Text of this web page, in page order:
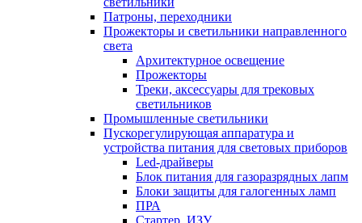
Патроны, переходники
Прожекторы и светильники направленного
света
Архитектурное освещение
Прожекторы
Треки, аксессуары для трековых
светильников
Промышленные светильники
Пускорегулирующая аппаратура и
устройства питания для световых приборов
Led-драйверы
Блок питания для газоразрядных лапм
Блоки защиты для галогенных ламп
ПРА
Стартер, ИЗУ